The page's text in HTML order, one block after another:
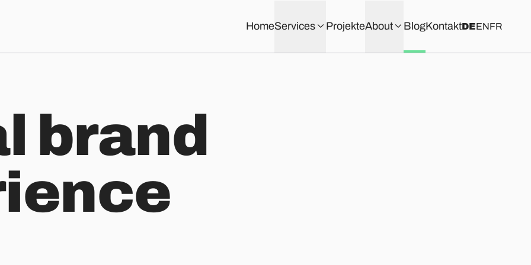
HomeServices ProjekteAbout BlogKontaktDEENFR
brand